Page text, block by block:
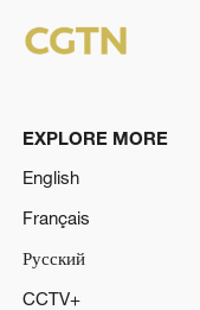
EXPLORE MORE
English
Français
Русский
CCTV+